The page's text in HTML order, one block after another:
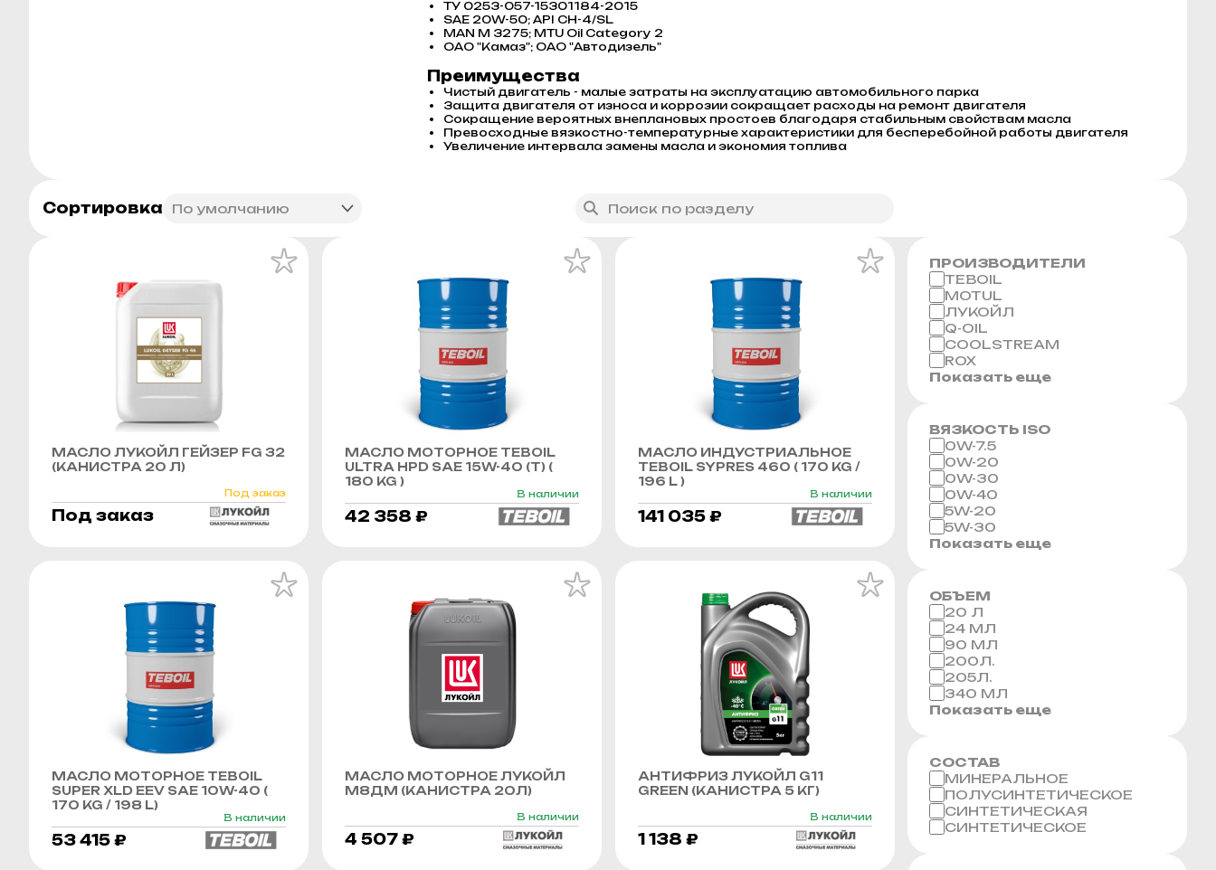
ТУ 0253-057-15301184-2015
SAE 20W-50; API CH-4/SL
MAN M 3275; MTU Oil Category 2
ОАО "Камаз"; ОАО "Автодизель"
Преимущества
Чистый двигатель - малые затраты на эксплуатацию автомобильного парка
Защита двигателя от износа и коррозии сокращает расходы на ремонт двигателя
Сокращение вероятных внеплановых простоев благодаря стабильным свойствам масла
Превосходные вязкостно-температурные характеристики для бесперебойной работы двигателя
Увеличение интервала замены масла и экономия топлива
Сортировка
МАСЛО ЛУКОЙЛ ГЕЙЗЕР FG 32
(КАНИСТРА 20 Л)
Под заказ
Под заказ
МАСЛО МОТОРНОЕ TEBOIL
ULTRA HPD SAE 15W-40 (Т) (
180 KG )
В наличии
42 358 ₽
МАСЛО ИНДУСТРИАЛЬНОЕ
TEBOIL SYPRES 460 ( 170 KG /
196 L )
В наличии
141 035 ₽
МАСЛО МОТОРНОЕ TEBOIL
SUPER XLD EEV SAE 10W-40 (
170 KG / 198 L)
В наличии
53 415 ₽
МАСЛО МОТОРНОЕ ЛУКОЙЛ
М8ДМ (КАНИСТРА 20Л)
В наличии
4 507 ₽
АНТИФРИЗ ЛУКОЙЛ G11
GREEN (КАНИСТРА 5 КГ)
В наличии
1 138 ₽
ПРОИЗВОДИТЕЛИ
TEBOIL
MOTUL
ЛУКОЙЛ
Q-OIL
COOLSTREAM
ROX
Показать еще
ВЯЗКОСТЬ ISO
0W-7.5
0W-20
0W-30
0W-40
5W-20
5W-30
Показать еще
ОБЪЕМ
20 Л
24 МЛ
90 МЛ
200Л.
205Л.
340 МЛ
Показать еще
СОСТАВ
МИНЕРАЛЬНОЕ
ПОЛУСИНТЕТИЧЕСКОЕ
СИНТЕТИЧЕСКАЯ
СИНТЕТИЧЕСКОЕ